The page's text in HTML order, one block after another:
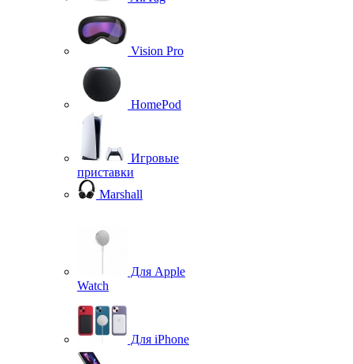
Vision Pro
HomePod
Игровые
приставки
Marshall
Для Apple
Watch
Для iPhone